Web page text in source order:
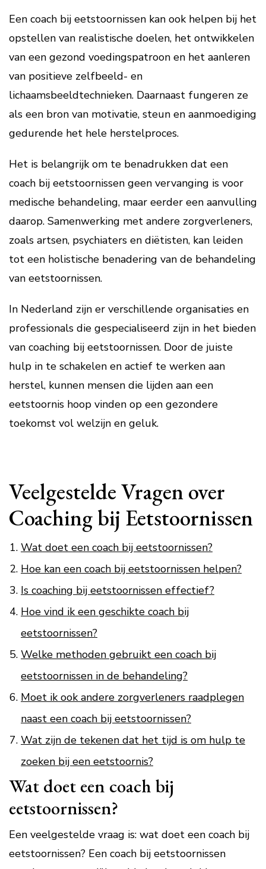
Een coach bij eetstoornissen kan ook helpen bij het
opstellen van realistische doelen, het ontwikkelen
van een gezond voedingspatroon en het aanleren
van positieve zelfbeeld- en
lichaamsbeeldtechnieken. Daarnaast fungeren ze
als een bron van motivatie, steun en aanmoediging
gedurende het hele herstelproces.
Het is belangrijk om te benadrukken dat een
coach bij eetstoornissen geen vervanging is voor
medische behandeling, maar eerder een aanvulling
daarop. Samenwerking met andere zorgverleners,
zoals artsen, psychiaters en diëtisten, kan leiden
tot een holistische benadering van de behandeling
van eetstoornissen.
In Nederland zijn er verschillende organisaties en
professionals die gespecialiseerd zijn in het bieden
van coaching bij eetstoornissen. Door de juiste
hulp in te schakelen en actief te werken aan
herstel, kunnen mensen die lijden aan een
eetstoornis hoop vinden op een gezondere
toekomst vol welzijn en geluk.
Veelgestelde Vragen over
Coaching bij Eetstoornissen
Wat doet een coach bij eetstoornissen?
Hoe kan een coach bij eetstoornissen helpen?
Is coaching bij eetstoornissen effectief?
Hoe vind ik een geschikte coach bij
eetstoornissen?
Welke methoden gebruikt een coach bij
eetstoornissen in de behandeling?
Moet ik ook andere zorgverleners raadplegen
naast een coach bij eetstoornissen?
Wat zijn de tekenen dat het tijd is om hulp te
zoeken bij een eetstoornis?
Wat doet een coach bij
eetstoornissen?
Een veelgestelde vraag is: wat doet een coach bij
eetstoornissen? Een coach bij eetstoornissen